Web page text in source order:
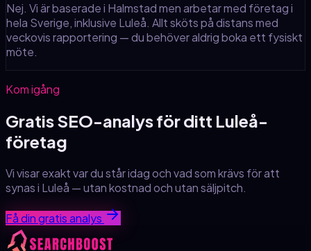
Nej. Vi är baserade i Halmstad men arbetar med företag i
hela Sverige, inklusive Luleå. Allt sköts på distans med
veckovis rapportering — du behöver aldrig boka ett fysiskt
möte.
Kom igång
Gratis SEO-analys för ditt Luleå-
företag
Vi visar exakt var du står idag och vad som krävs för att
synasi Luleå — utan kostnad och utan säljpitch.
Få din gratis analys